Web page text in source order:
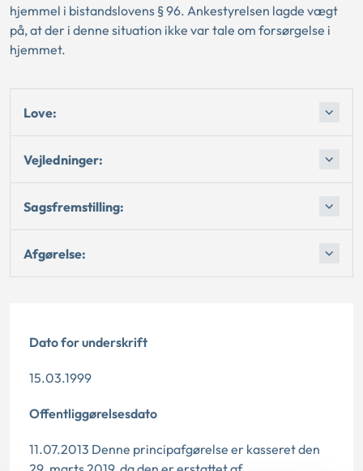
hjemmel i bistandslovens § 96. Ankestyrelsen lagde vægt
på, at der i denne situation ikke var tale om forsørgelse i
hjemmet.
Love:
Vejledninger:
Sagsfremstilling:
Afgørelse:
Dato for underskrift
15.03.1999
Offentliggørelsesdato
11.07.2013 Denne principafgørelse er kasseret den